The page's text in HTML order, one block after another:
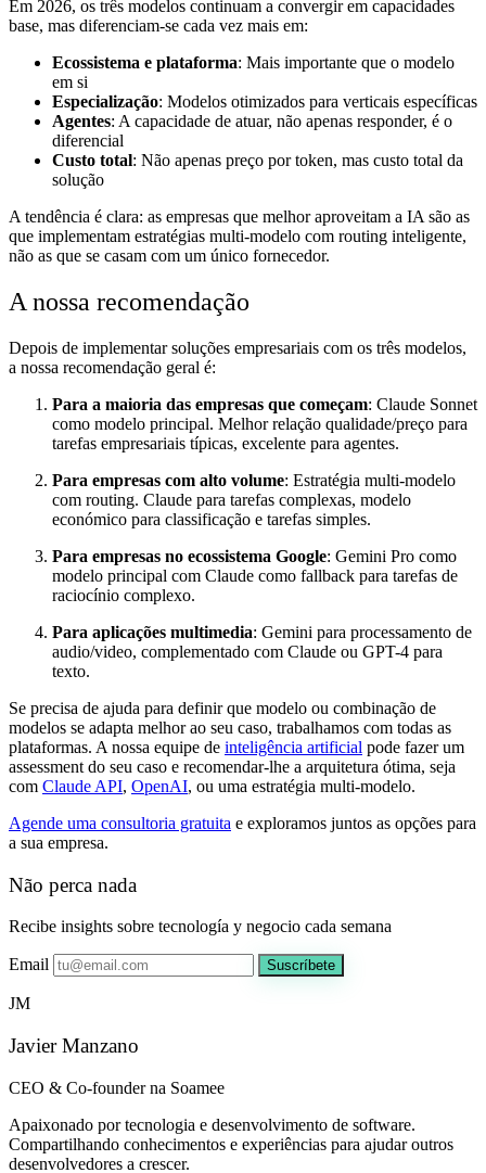
Em 2026, os três modelos continuam a convergir em capacidades
base, mas diferenciam-se cada vez mais em:
Ecossistema e plataforma: Mais importante que o modelo
em si
Especialização: Modelos otimizados para verticais específicas
Agentes: A capacidade de atuar, não apenas responder, é o
diferencial
Custo total: Não apenas preço por token, mas custo total da
solução
A tendência é clara: as empresas que melhor aproveitam a IA são as
que implementam estratégias multi-modelo com routing inteligente,
não as que se casam com um único fornecedor.
A nossa recomendação
Depois de implementar soluções empresariais com os três modelos,
a nossa recomendação geral é:
Para a maioria das empresas que começam: Claude Sonnet
como modelo principal. Melhor relação qualidade/preço para
tarefas empresariais típicas, excelente para agentes.
Para empresas com alto volume: Estratégia multi-modelo
com routing. Claude para tarefas complexas, modelo
económico para classificação e tarefas simples.
Para empresas no ecossistema Google: Gemini Pro como
modelo principal com Claude como fallback para tarefas de
raciocínio complexo.
Para aplicações multimedia: Gemini para processamento de
audio/video, complementado com Claude ou GPT-4 para
texto.
Se precisa de ajuda para definir que modelo ou combinação de
modelos se adapta melhor ao seu caso, trabalhamos com todas as
plataformas. A nossa equipe de inteligência artificial pode fazer um
assessment do seu caso e recomendar-lhe a arquitetura ótima, seja
com Claude API, OpenAI, ou uma estratégia multi-modelo.
Agende uma consultoria gratuita e exploramos juntos as opções para
a sua empresa.
Não perca nada
Recibe insights sobre tecnología y negocio cada semana
Email Suscríbete
JM
Javier Manzano
CEO & Co-founder na Soamee
Apaixonado por tecnologia e desenvolvimento de software.
Compartilhando conhecimentos e experiências para ajudar outros
desenvolvedores a crescer.